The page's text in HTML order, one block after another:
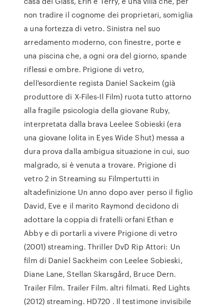
non tradire il cognome dei proprietari, somiglia
a una fortezza di vetro. Sinistra nel suo
arredamento moderno, con finestre, porte e
una piscina che, a ogni ora del giorno, spande
riflessi e ombre. Prigione di vetro,
dell'esordiente regista Daniel Sackeim (già
produttore di X-Files-Il Film) ruota tutto attorno
alla fragile psicologia della giovane Ruby,
interpretata dalla brava Leelee Sobieski (era
una giovane lolita in Eyes Wide Shut) messa a
dura prova dalla ambigua situazione in cui, suo
malgrado, si è venuta a trovare. Prigione di
vetro 2 in Streaming su Filmpertutti in
altadefinizione Un anno dopo aver perso il figlio
David, Eve e il marito Raymond decidono di
adottare la coppia di fratelli orfani Ethan e
Abby e di portarli a vivere Prigione di vetro
(2001) streaming. Thriller DvD Rip Attori: Un
film di Daniel Sackheim con Leelee Sobieski,
Diane Lane, Stellan Skarsgård, Bruce Dern.
Trailer Film. Trailer Film. altri filmati. Red Lights
(2012) streaming. HD720 . Il testimone invisibile